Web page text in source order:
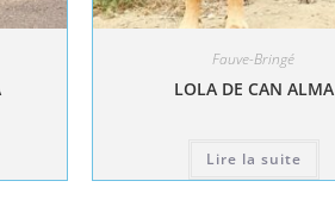
Fauve-Bringé
LOLA DE CAN ALMA
Lire la suite